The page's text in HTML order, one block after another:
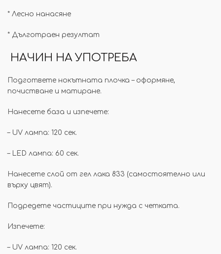
* Лесно нанасяне
* Дълготраен резултат
НАЧИН НА УПОТРЕБА
Подгответе нокътната плочка – оформяне,
почистване и матиране.
Нанесете база и изпечете:
– UV лампа: 120 сек.
– LED лампа: 60 сек.
Нанесете слой от гел лака 833 (самостоятелно или
върху цвят).
Подредете частиците при нужда с четката.
Изпечете:
– UV лампа: 120 сек.